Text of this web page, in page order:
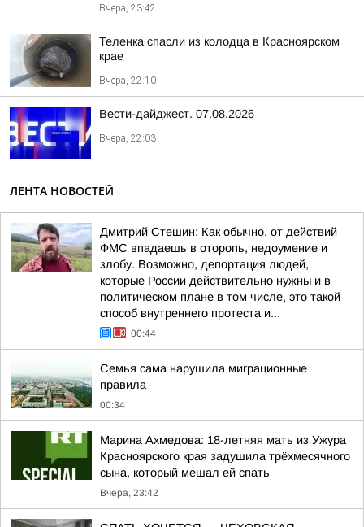
Вчера, 23:42
Теленка спасли из колодца в Красноярском
крае
Вчера, 22:10
Вести-дайджест. 07.08.2026
Вчера, 22:03
ЛЕНТА НОВОСТЕЙ
Дмитрий Стешин: Как обычно, от действий
ФМС впадаешь в оторопь, недоумение и
злобу. Возможно, депортация людей,
которые России действительно нужны и в
политическом плане в том числе, это такой
способ внутреннего протеста и...
00:44
Семья сама нарушила миграционные
правила
00:34
Марина Ахмедова: 18-летняя мать из Ужура
Красноярского края задушила трёхмесячного
сына, который мешал ей спать
Вчера, 23:42